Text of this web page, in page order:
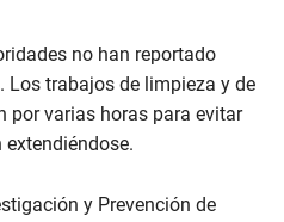
no han reportado
Los trabajos de limpieza y de
por varias horas para evitar
y Prevención de